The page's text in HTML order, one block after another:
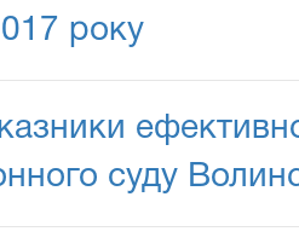
року
суду